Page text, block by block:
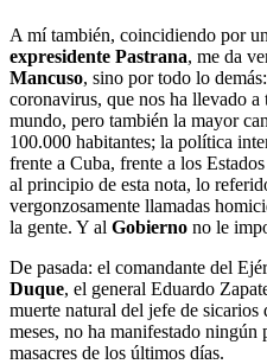
A mí también, coincidiendo por
expresidente Pastrana, me da
Mancuso, sino por todo lo
coronavirus, que nos ha llevado a
mundo, pero también la mayor
100.000 habitantes; la política
frente a Cuba, frente a los
al principio de esta nota, lo
vergonzosamente llamadas
la gente. Y al Gobierno no le
De pasada: el comandante del
Duque, el general Eduardo
muerte natural del jefe de sicarios
meses, no ha manifestado ningún
masacres de los últimos días.